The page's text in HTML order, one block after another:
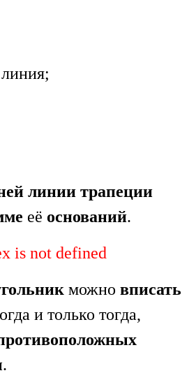
линии трапеции
её оснований.
is not defined
можно вписать
и только тогда,
.